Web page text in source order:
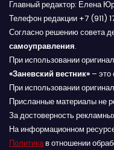
о
з
а
п
и
Главный редактор: Елена
Телефон редакции +7
Согласно решению совета
самоуправления.
При использовании
«Заневский вестник» – это
При использовании
Присланные материалы не
За достоверность
На информационном
Политикав отношении